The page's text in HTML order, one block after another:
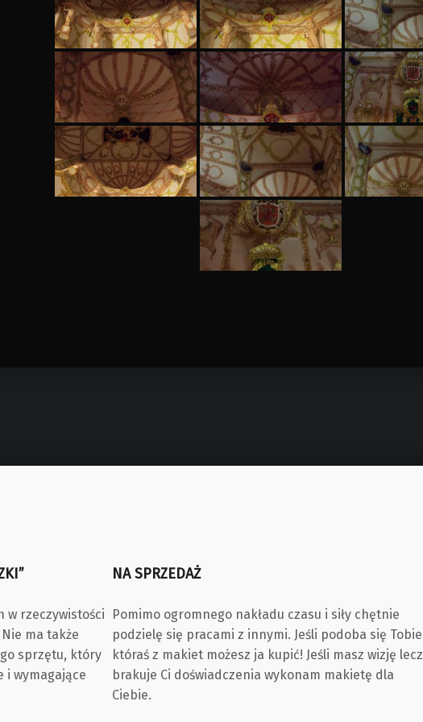
w rzeczywistości
ma także
sprzętu, który
i wymagające
NA SPRZEDAŻ
Pomimo ogromnego nakładu czasu i siły chętnie
podzielę się pracami z innymi. Jeśli podoba się Tobie
któraś z makiet możesz ja kupić! Jeśli masz wizję lecz
brakuje Ci doświadczenia wykonam makietę dla
Ciebie.